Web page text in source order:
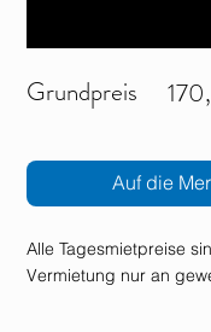
Grundpreis
Auf die
Alle Tagesmietpreise
Vermietung nur an